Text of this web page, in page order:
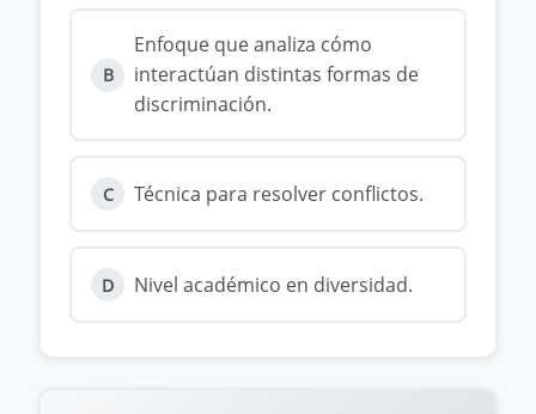
B
Enfoque que analiza cómo
interactúan distintas formas de
discriminación.
C Técnica para resolver conflictos.
D Nivel académico en diversidad.